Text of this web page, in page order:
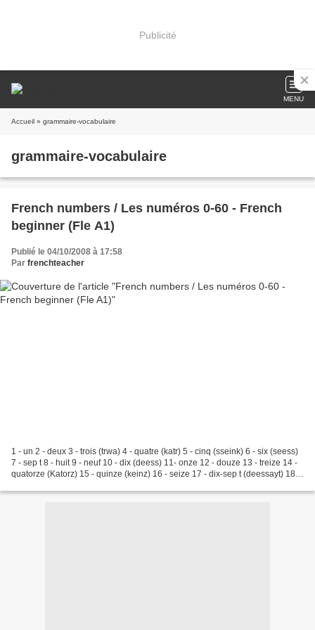
Publicité
MENU
Accueil » grammaire-vocabulaire
grammaire-vocabulaire
French numbers / Les numéros 0-60 - French
beginner (Fle A1)
Publié le 04/10/2008 à 17:58
Par frenchteacher
1 - un 2 - deux 3 - trois (trwa) 4 - quatre (katr) 5 - cinq (sseink) 6 - six (seess)
7 - sep t 8 - huit 9 - neuf 10 - dix (deess) 11- onze 12 - douze 13 - treize 14 -
quatorze (Katorz) 15 - quinze (keinz) 16 - seize 17 - dix-sep t (deessayt) 18 -